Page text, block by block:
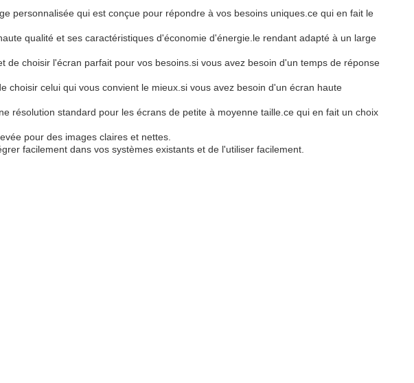
personnalisée qui est conçue pour répondre à vos besoins uniques.ce qui en fait le
qualité et ses caractéristiques d'économie d'énergie.le rendant adapté à un large
choisir l'écran parfait pour vos besoins.si vous avez besoin d'un temps de réponse
celui qui vous convient le mieux.si vous avez besoin d'un écran haute
résolution standard pour les écrans de petite à moyenne taille.ce qui en fait un choix
pour des images claires et nettes.
facilement dans vos systèmes existants et de l'utiliser facilement.